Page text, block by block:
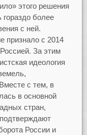
этого решения
гораздо более
с ней.
признало с 2014
За этим
идеология
с тем, в
в основной
стран,
России и